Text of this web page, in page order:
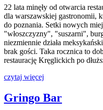
22 lata minęły od otwarcia
dla warszawskiej gastronomii,
do poznania. Setki nowych
"włoszczyzny", "suszarni",
niezmiennie działa
brak gości. Taka rocznica to
restaurację Kręglickich po
czytaj więcej
Gringo Bar